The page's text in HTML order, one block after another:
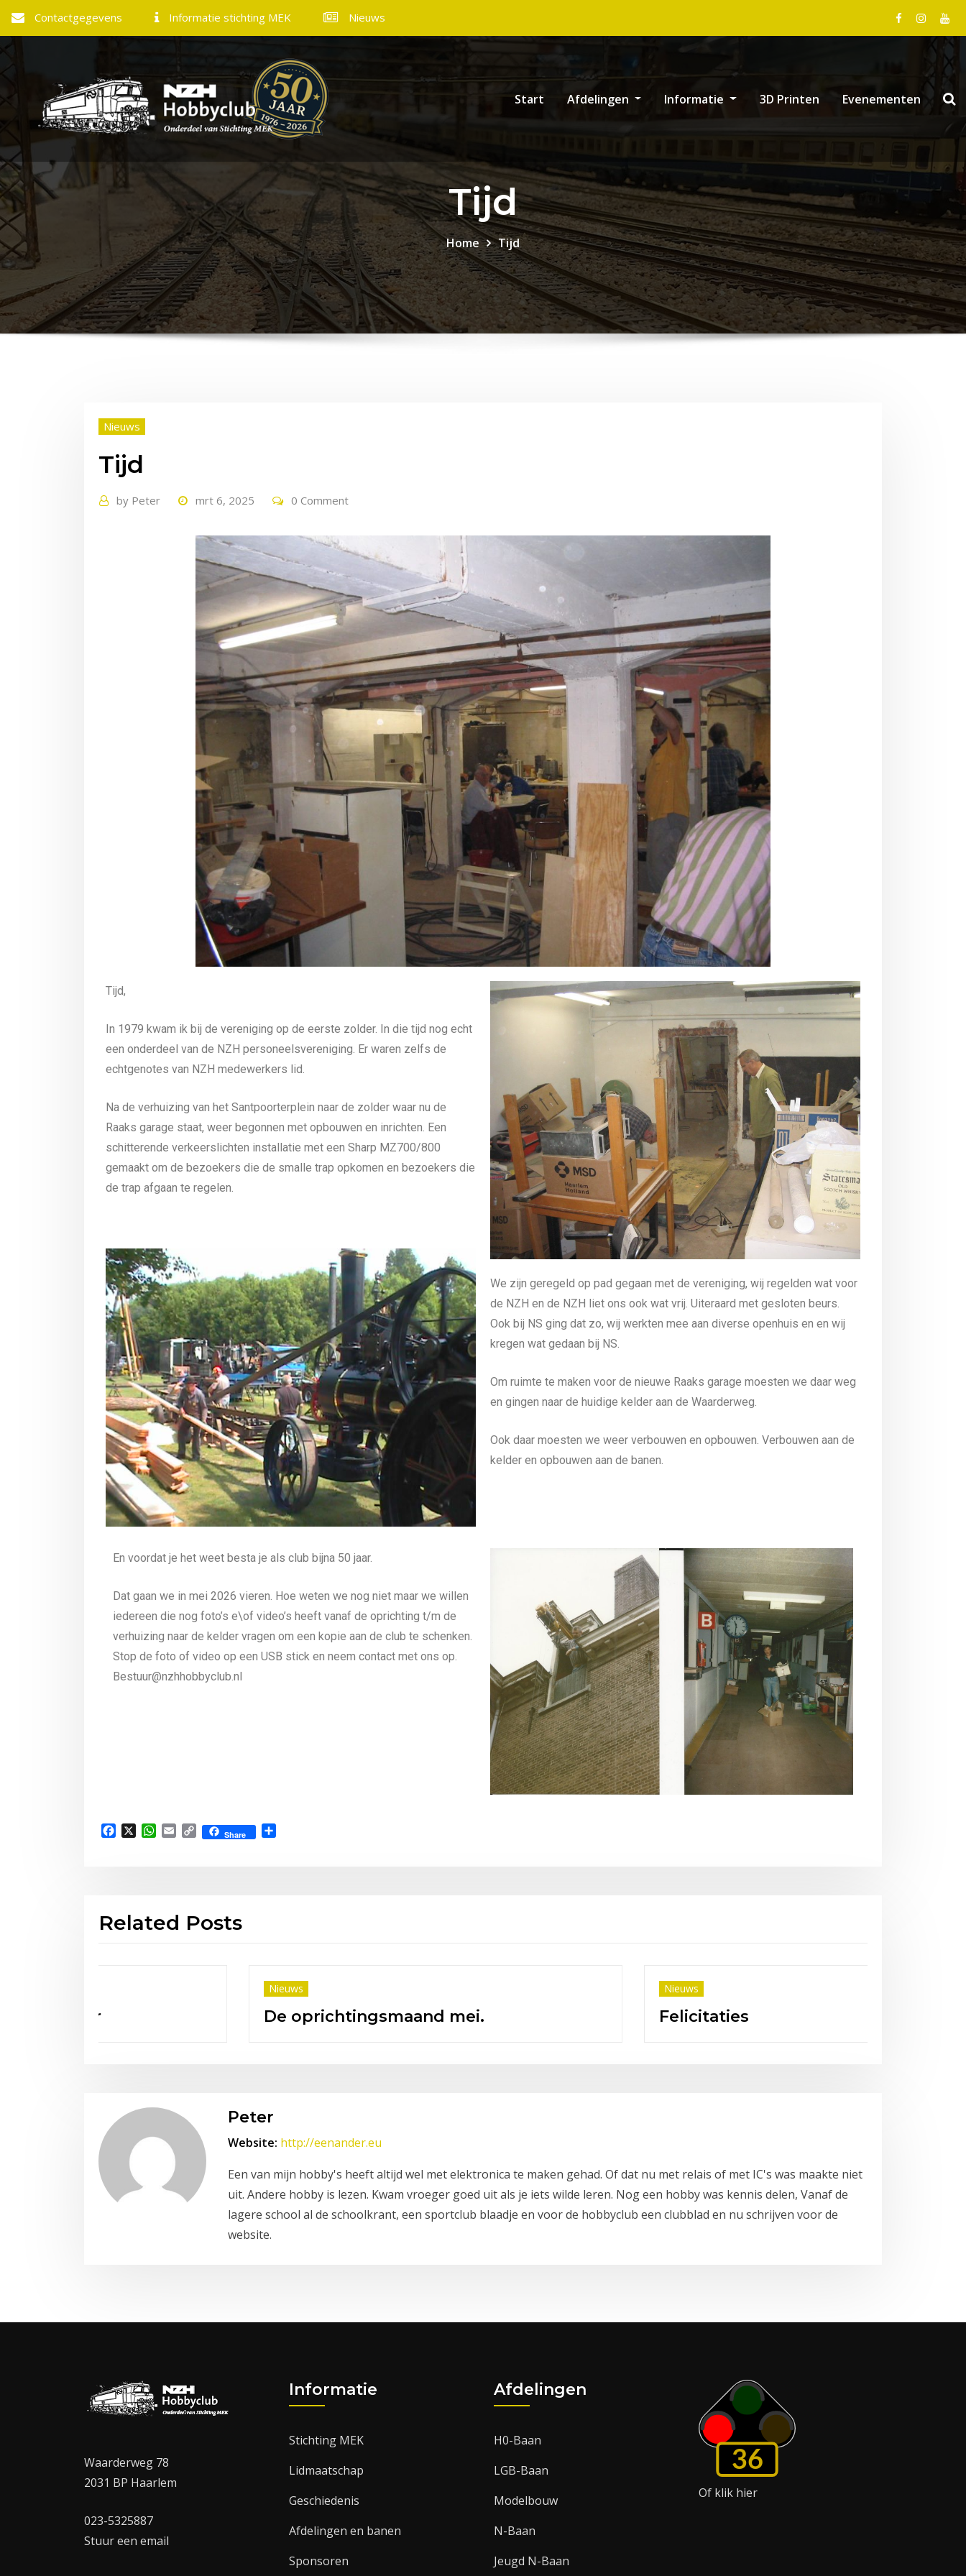
Contactgegevens Informatie stichting MEK Nieuws
Start Afdelingen Informatie 3D Printen Evenementen
Tijd
Home Tijd
Nieuws
Tijd
by Peter mrt 6, 2025 0 Comment
Tijd,
In 1979 kwam ik bij de vereniging op de eerste zolder. In die tijd nog echt
een onderdeel van de NZH personeelsvereniging. Er waren zelfs de
echtgenotes van NZH medewerkers lid.
Na de verhuizing van het Santpoorterplein naar de zolder waar nu de
Raaks garage staat, weer begonnen met opbouwen en inrichten. Een
schitterende verkeerslichten installatie met een Sharp MZ700/800
gemaakt om de bezoekers die de smalle trap opkomen en bezoekers die
de trap afgaan te regelen.
We zijn geregeld op pad gegaan met de vereniging, wij regelden wat voor
de NZH en de NZH liet ons ook wat vrij. Uiteraard met gesloten beurs.
Ook bij NS ging dat zo, wij werkten mee aan diverse openhuis en en wij
kregen wat gedaan bij NS.
Om ruimte te maken voor de nieuwe Raaks garage moesten we daar weg
en gingen naar de huidige kelder aan de Waarderweg.
Ook daar moesten we weer verbouwen en opbouwen. Verbouwen aan de
kelder en opbouwen aan de banen.
En voordat je het weet besta je als club bijna 50 jaar.
Dat gaan we in mei 2026 vieren. Hoe weten we nog niet maar we willen
iedereen die nog foto’s e\of video’s heeft vanaf de oprichting t/m de
verhuizing naar de kelder vragen om een kopie aan de club te schenken.
Stop de foto of video op een USB stick en neem contact met ons op.
Bestuur@nzhhobbyclub.nl
FacebookWhatsApp
EmailCopy Share
Related Posts
Felicitaties In 50 jaar van club naar stichting
Peter
Website: http://eenander.eu
Een van mijn hobby's heeft altijd wel met elektronica te maken gehad. Of dat nu met relais of met IC's was maakte niet
uit. Andere hobby is lezen. Kwam vroeger goed uit als je iets wilde leren. Nog een hobby was kennis delen, Vanaf de
lagere school al de schoolkrant, een sportclub blaadje en voor de hobbyclub een clubblad en nu schrijven voor de
website.
Waarderweg 78
2031 BP Haarlem
023-5325887
Stuur een email
Informatie
Stichting MEK
Lidmaatschap
Geschiedenis
Afdelingen en banen
Sponsoren
Afdelingen
H0-Baan
LGB-Baan
Modelbouw
N-Baan
Jeugd N-Baan
36
Of klik hier